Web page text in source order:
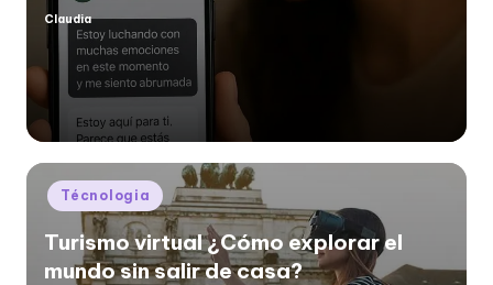
Posted
Claudia
Posted
in
Técnologia
Turismo virtual ¿Cómo explorar el
mundo sin salir de casa?